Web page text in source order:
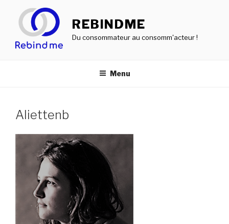
contenu
principal
REBINDME
Du consommateur au consomm'acteur !
Menu
Aliettenb